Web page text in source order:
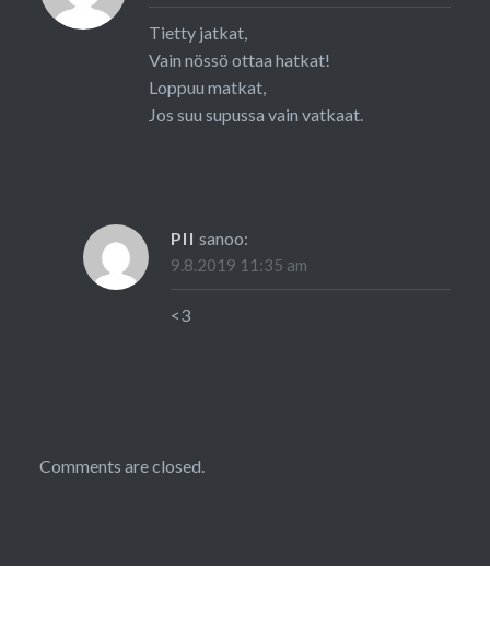
Tietty jatkat,
Vain nössö ottaa hatkat!
Loppuu matkat,
Jos suu supussa vain vatkaat.
PII sanoo:
9.8.2019 11:35 am
<3
Comments are closed.